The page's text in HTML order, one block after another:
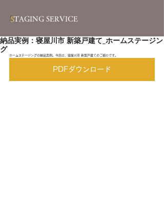
STAGING SERVICE
納品実例：寝屋川市 新築戸建て_ホームステージン
グ
ホームステージングの納品実例。今回は、寝屋川市 新築戸建てのご紹介です。
PDFダウンロード